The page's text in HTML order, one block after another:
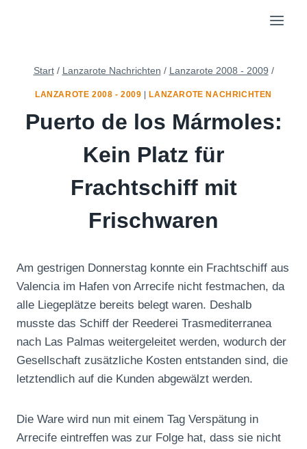
Start / Lanzarote Nachrichten / Lanzarote 2008 - 2009 /
LANZAROTE 2008 - 2009 LANZAROTE NACHRICHTEN
Puerto de los Mármoles:
Kein Platz für
Frachtschiff mit
Frischwaren
Am gestrigen Donnerstag konnte ein Frachtschiff aus
Valencia im Hafen von Arrecife nicht festmachen, da
alle Liegeplätze bereits belegt waren. Deshalb
musste das Schiff der Reederei Trasmediterranea
nach Las Palmas weitergeleitet werden, wodurch der
Gesellschaft zusätzliche Kosten entstanden sind, die
letztendlich auf die Kunden abgewälzt werden.
Die Ware wird nun mit einem Tag Verspätung in
Arrecife eintreffen was zur Folge hat, dass sie nicht